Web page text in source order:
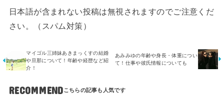
日本語が含まれない投稿は無視されますのでご注意くだ
さい。（スパム対策）
マイゴル三姉妹あきまっくすの結婚
や旦那について！年齢や経歴など紹
介！
あみみゆの年齢や身長・体重につい
て！仕事や彼氏情報についても
RECOMMEND